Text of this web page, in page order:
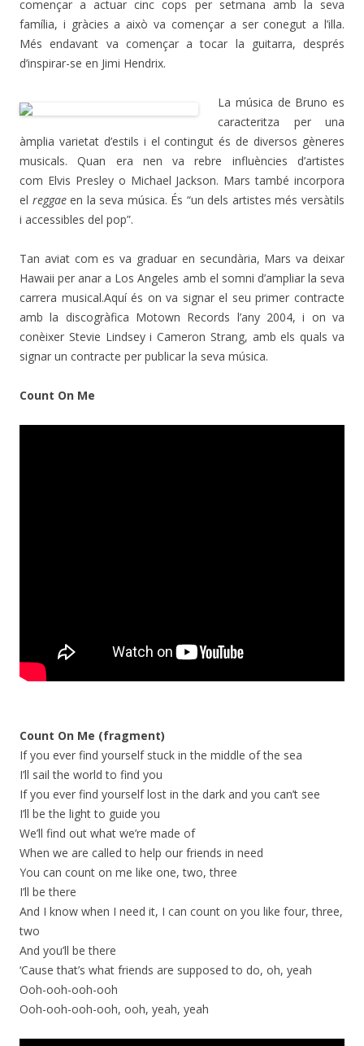
començar a actuar cinc cops per setmana amb la seva
família, i gràcies a això va començar a ser conegut a l’illa.
Més endavant va començar a tocar la guitarra, després
d’inspirar-se en Jimi Hendrix.
La música de Bruno es
caracteritza per una
àmplia varietat d’estils i el contingut és de diversos gèneres
musicals. Quan era nen va rebre influències d’artistes
com Elvis Presley o Michael Jackson. Mars també incorpora
el reggaeen la seva música. És “un dels artistes més versàtils
i accessibles del pop”.
Tan aviat com es va graduar en secundària, Mars va deixar
Hawaii per anar a Los Angeles amb el somni d’ampliar la seva
carrera musical.Aquí és on va signar el seu primer contracte
amb la discogràfica Motown Records l’any 2004, i on va
conèixer Stevie Lindsey i Cameron Strang, amb els quals va
signar un contracte per publicar la seva música.
Count On Me
Count On Me (fragment)
If you ever find yourself stuck in the middle of the sea
I’ll sail the world to find you
If you ever find yourself lost in the dark and you can’t see
I’ll be the light to guide you
We’ll find out what we’re made of
When we are called to help our friends in need
You can count on me like one, two, three
I’ll be there
And I know when I need it, I can count on you like four, three,
two
And you’ll be there
‘Cause that’s what friends are supposed to do, oh, yeah
Ooh-ooh-ooh-ooh
Ooh-ooh-ooh-ooh, ooh, yeah, yeah